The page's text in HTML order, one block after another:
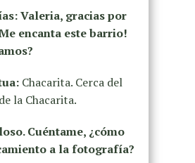
Valeria, gracias por
encanta este barrio!
Chacarita. Cerca del
la Chacarita.
Cuéntame, ¿cómo
a la fotografía?